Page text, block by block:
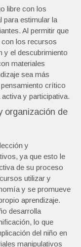
libre con los
para estimular la
Al permitir que
los recursos
y el descubrimiento
materiales
sea más
crítico
y participativa.
organización de
y
ya que esto le
de su proceso
utilizar y
y se promueve
aprendizaje.
desarrolla
lo que
del niño en
manipulativos